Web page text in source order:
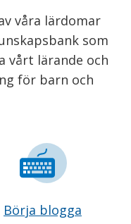
våra lärdomar
som
vårt lärande och
för barn och
Börja blogga